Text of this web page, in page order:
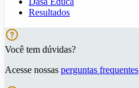
Resultados
Você tem dúvidas?
Acesse nossas perguntas frequentes